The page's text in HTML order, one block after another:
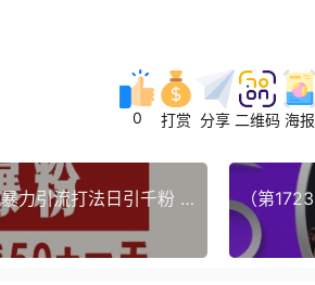
0 打赏 分享 二维码 海报
（第17234期）-微信爆粉，私域暴力引流打法日引千粉 单号日进50+